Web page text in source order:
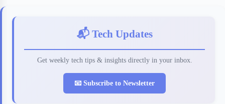
📬 Tech Updates
Get weekly tech tips & insights directly in your inbox.
📧 Subscribe to Newsletter